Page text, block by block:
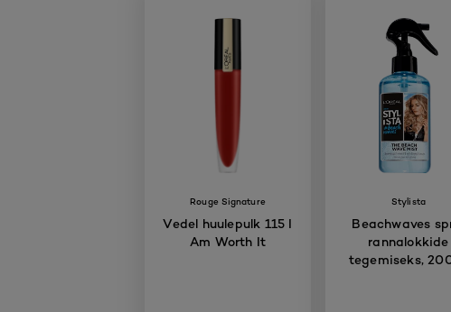
Rouge Signature
Vedel huulepulk 115 I
Am Worth It
Stylista
Beachwaves
rannalokkide
tegemiseks,